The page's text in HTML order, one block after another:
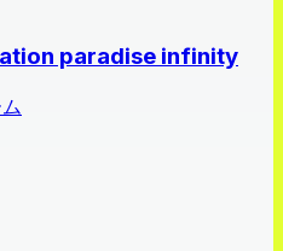
paradise infinity